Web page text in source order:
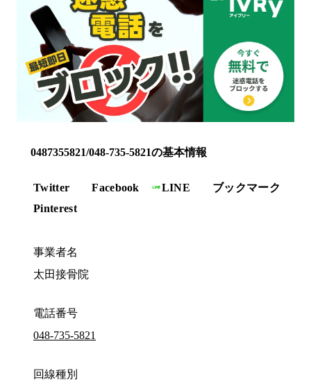
0487355821/048-735-5821の基本情報
Twitter Facebook LINE
ブックマーク
Pinterest
事業者名
太田接骨院
電話番号
048-735-5821
回線種別